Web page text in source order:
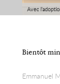
Avec
Bientôt
Emmanuel